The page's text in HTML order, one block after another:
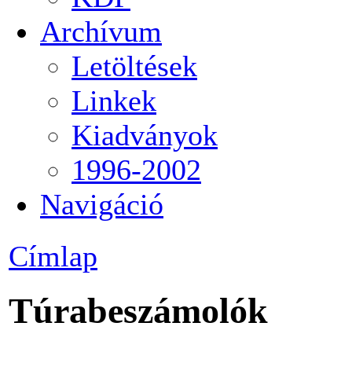
Archívum
Letöltések
Linkek
Kiadványok
1996-2002
Navigáció
Címlap
Túrabeszámolók